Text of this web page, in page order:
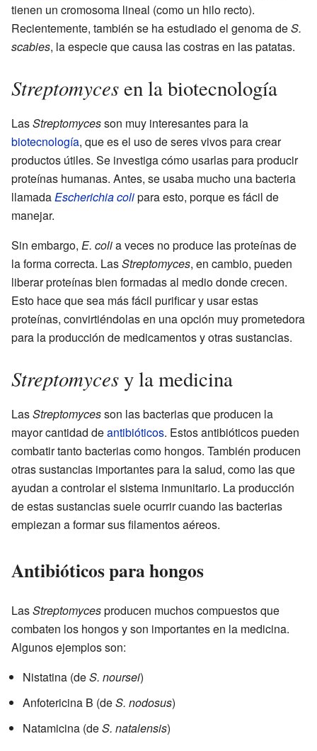
tienen un cromosoma lineal (como un hilo recto).
Recientemente, también se ha estudiado el genoma deS.
scabies, la especie que causa las costras en las patatas.
Streptomycesen la biotecnología
LasStreptomycesson muy interesantes para la
biotecnología, que es el uso de seres vivos para crear
productos útiles. Se investiga cómo usarlas para producir
proteínas humanas. Antes, se usaba mucho una bacteria
llamadaEscherichia colipara esto, porque es fácil de
manejar.
Sin embargo, E. colia veces no produce las proteínas de
la forma correcta. LasStreptomyces, en cambio, pueden
liberar proteínas bien formadas al medio donde crecen.
Esto hace que sea más fácil purificar y usar estas
proteínas, convirtiéndolas en una opción muy prometedora
para la producción de medicamentos y otras sustancias.
Streptomycesy la medicina
LasStreptomycesson las bacterias que producen la
mayor cantidad deantibióticos. Estos antibióticos pueden
combatir tanto bacterias como hongos. También producen
otras sustancias importantes para la salud, como las que
ayudan a controlar el sistema inmunitario. La producción
de estas sustancias suele ocurrir cuando las bacterias
empiezan a formar sus filamentos aéreos.
Antibióticos para hongos
LasStreptomycesproducen muchos compuestos que
combaten los hongos y son importantes en la medicina.
Algunos ejemplos son:
Nistatina (deS. noursei)
Anfotericina B (deS. nodosus)
Natamicina (deS. natalensis)